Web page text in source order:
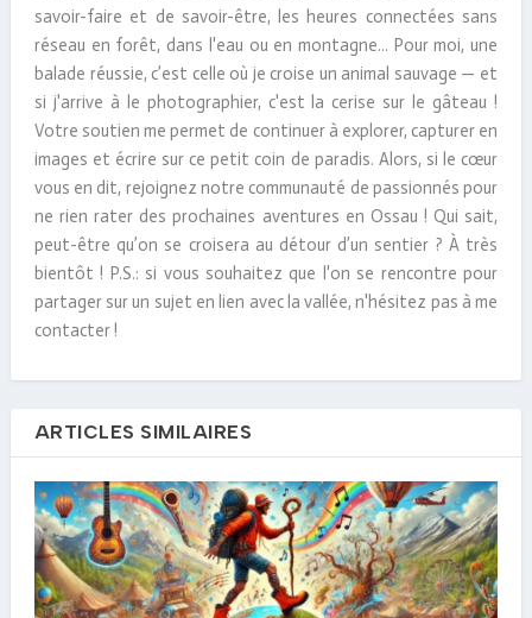
savoir-faire et de savoir-être, les heures connectées sans
réseau en forêt, dans l'eau ou en montagne... Pour moi, une
balade réussie, c’est celle où je croise un animal sauvage — et
si j'arrive à le photographier, c'est la cerise sur le gâteau !
Votre soutien me permet de continuer à explorer, capturer en
images et écrire sur ce petit coin de paradis. Alors, si le cœur
vous en dit, rejoignez notre communauté de passionnés pour
ne rien rater des prochaines aventures en Ossau ! Qui sait,
peut-être qu’on se croisera au détour d’un sentier ? À très
bientôt ! P.S.: si vous souhaitez que l'on se rencontre pour
partager sur un sujet en lien avec la vallée, n'hésitez pas à me
contacter !
ARTICLES SIMILAIRES